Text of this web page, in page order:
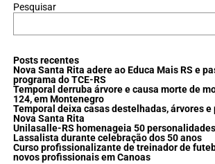
Pesquisar
Posts recentes
Nova Santa Rita adere ao Educa Mais RS e
programa do TCE-RS
Temporal derruba árvore e causa morte de
124, em Montenegro
Temporal deixa casas destelhadas, árvores e
Nova Santa Rita
Unilasalle-RS homenageia 50
Lassalista durante celebração dos 50 anos
Curso profissionalizante de treinador de
novos profissionais em Canoas